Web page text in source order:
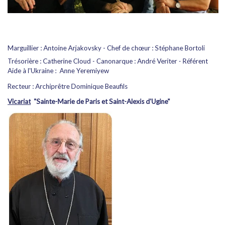
Marguillier : Antoine Arjakovsky - Chef de chœur : Stéphane Bortoli
Trésorière : Catherine Cloud - Canonarque : André Veriter - Référent
Aide à l'Ukraine : Anne Yeremiyew
Recteur :Archiprêtre Dominique Beaufils
Vicariat "Sainte-Marie de Paris et Saint-Alexis d'Ugine"